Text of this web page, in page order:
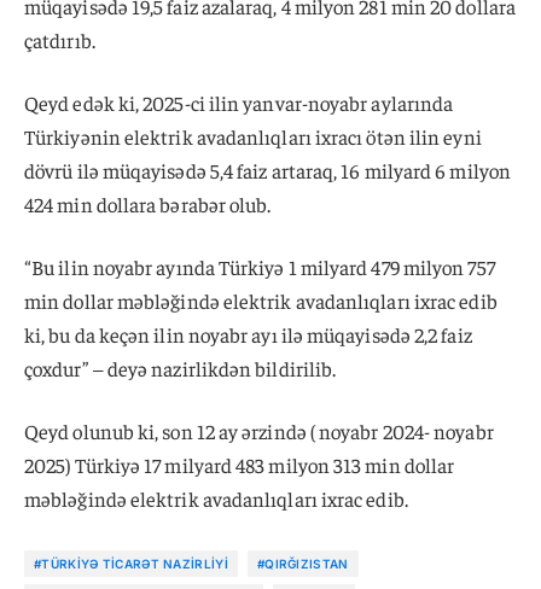
müqayisədə 19,5 faiz azalaraq, 4 milyon 281 min 20 dollara
çatdırıb.
Qeyd edək ki, 2025-ci ilin yanvar-noyabr aylarında
Türkiyənin elektrik avadanlıqları ixracı ötən ilin eyni
dövrü ilə müqayisədə 5,4 faiz artaraq, 16 milyard 6 milyon
424 min dollara bərabər olub.
“Bu ilin noyabr ayında Türkiyə 1 milyard 479 milyon 757
min dollar məbləğində elektrik avadanlıqları ixrac edib
ki, bu da keçən ilin noyabr ayı ilə müqayisədə 2,2 faiz
çoxdur” – deyə nazirlikdən bildirilib.
Qeyd olunub ki, son 12 ay ərzində ( noyabr 2024- noyabr
2025) Türkiyə 17 milyard 483 milyon 313 min dollar
məbləğində elektrik avadanlıqları ixrac edib.
#TÜRKIYƏ TICARƏT NAZIRLIYI #QIRĞIZISTAN